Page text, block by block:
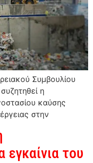
Συμβουλίου
η
καύσης
στην
εγκαίνια του